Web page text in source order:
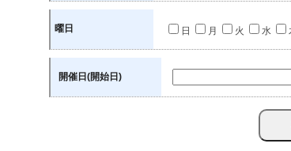
曜日 日 月 火 水
開催日(開始日)